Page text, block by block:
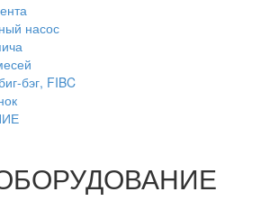
насос
бэг, FIBC